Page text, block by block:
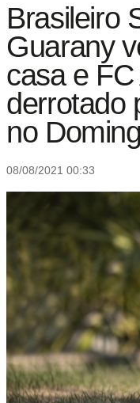
Brasileiro
Guarany
casa e
derrotado
no
08/08/2021 00:33